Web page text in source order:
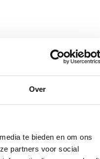
Over
te bieden en om ons
partners voor social